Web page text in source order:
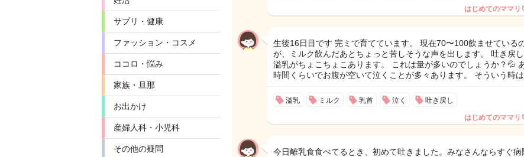
サプリ・健康
ファッション・コスメ
ココロ・悩み
家族・旦那
お出かけ
産婦人科・小児科
その他の疑問
はじめてのママリ
生後16日目です 完ミで育てています。 現在70〜100飲ませている
が、ミルク飲んだあとちょっと苦しそうな声を出します。 吐き戻し
溢乳がちょこちょこあります。 これは量が多いのでしょうか？💦
時間くらいでお腹が空いて泣くことが多々あります。 そういう時
溢乳 ミルク 乳首 泣く 吐き戻し
はじめてのママリ
今日離乳食食べてるとき、初めて吐きました。みなさんならすぐ病